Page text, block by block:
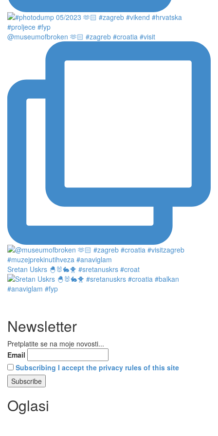
@museumofbroken 🫶🏻 #zagreb #croatia #visit
Sretan Uskrs 🐣🐰🐇🐥 #sretanuskrs #croat
Newsletter
Pretplatite se na moje novosti...
Email
Subscribing I accept the privacy rules of this site
Oglasi